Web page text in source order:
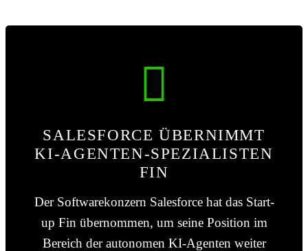
SALESFORCE ÜBERNIMMT
KI-AGENTEN-SPEZIALISTEN
FIN
Der Softwarekonzern Salesforce hat das Start-
up Fin übernommen, um seine Position im
Bereich der autonomen KI-Agenten weiter